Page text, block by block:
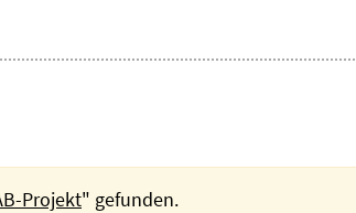
Projekt" gefunden.